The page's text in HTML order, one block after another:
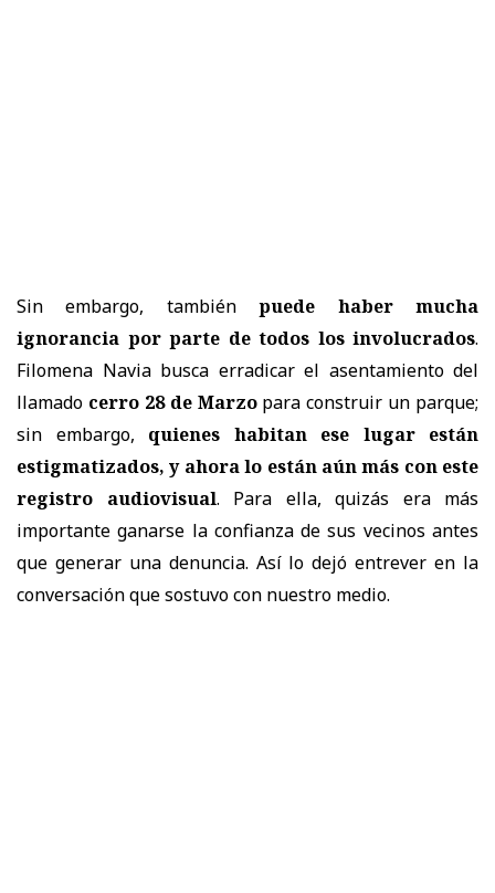
Sin embargo, tambiénpuede haber mucha
ignorancia por parte de todos los involucrados.
Filomena Navia busca erradicar el asentamiento del
llamado cerro 28 de Marzopara construir un parque;
sin embargo, quienes habitan ese lugar están
estigmatizados, y ahora lo están aún más con este
registro audiovisual. Para ella, quizás era más
importante ganarse la confianza de sus vecinos antes
que generar una denuncia. Así lo dejó entrever en la
conversación que sostuvo con nuestro medio.